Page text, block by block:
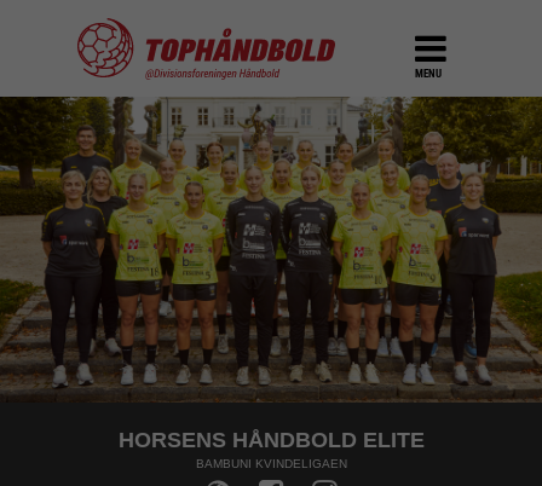
MENU
HORSENS HÅNDBOLD ELITE
BAMBUNI KVINDELIGAEN